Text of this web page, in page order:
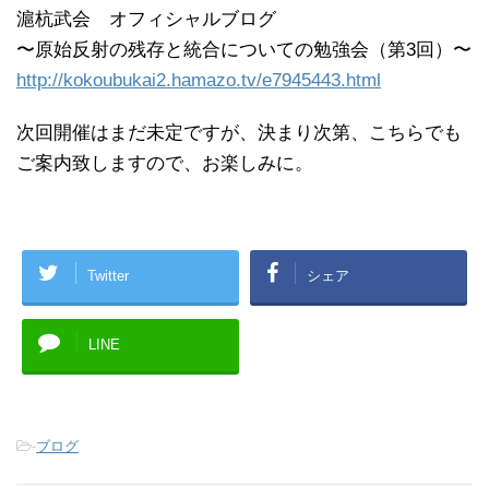
滬杭武会 オフィシャルブログ
〜原始反射の残存と統合についての勉強会（第3回）〜
http://kokoubukai2.hamazo.tv/e7945443.html
次回開催はまだ未定ですが、決まり次第、こちらでも
ご案内致しますので、お楽しみに。
Twitter シェア
LINE
-ブログ